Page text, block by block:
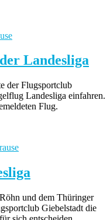
Landesliga
der Flugsportclub
Landesliga einfahren.
Flug.
und dem Thüringer
Giebelstadt die